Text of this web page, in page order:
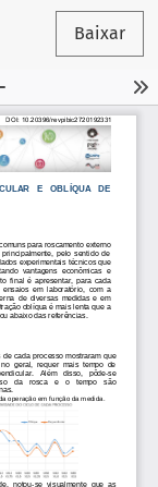
Baixar